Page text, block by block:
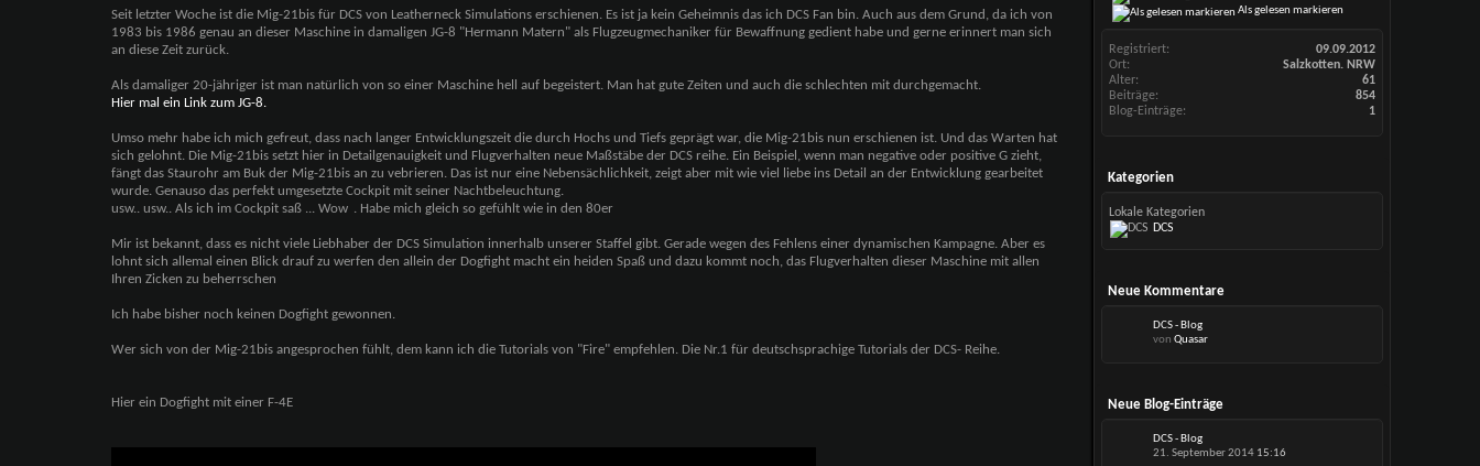
Seit letzter Woche ist die Mig-21bis für DCS von Leatherneck Simulations erschienen. Es ist ja kein Geheimnis das ich DCS Fan bin. Auch aus dem Grund, da ich von
1983 bis 1986 genau an dieser Maschine in damaligen JG-8 "Hermann Matern" als Flugzeugmechaniker für Bewaffnung gedient habe und gerne erinnert man sich
an diese Zeit zurück.
Als damaliger 20-jähriger ist man natürlich von so einer Maschine hell auf begeistert. Man hat gute Zeiten und auch die schlechten mit durchgemacht.
Hier mal ein Link zum JG-8.
Umso mehr habe ich mich gefreut, dass nach langer Entwicklungszeit die durch Hochs und Tiefs geprägt war, die Mig-21bis nun erschienen ist. Und das Warten hat
sich gelohnt. Die Mig-21bis setzt hier in Detailgenauigkeit und Flugverhalten neue Maßstäbe der DCS reihe. Ein Beispiel, wenn man negative oder positive G zieht,
fängt das Staurohr am Buk der Mig-21bis an zu vebrieren. Das ist nur eine Nebensächlichkeit, zeigt aber mit wie viel liebe ins Detail an der Entwicklung gearbeitet
wurde. Genauso das perfekt umgesetzte Cockpit mit seiner Nachtbeleuchtung.
usw.. usw.. Als ich im Cockpit saß ... Wow . Habe mich gleich so gefühlt wie in den 80er
Mir ist bekannt, dass es nicht viele Liebhaber der DCS Simulation innerhalb unserer Staffel gibt. Gerade wegen des Fehlens einer dynamischen Kampagne. Aber es
lohnt sich allemal einen Blick drauf zu werfen den allein der Dogfight macht ein heiden Spaß und dazu kommt noch, das Flugverhalten dieser Maschine mit allen
Ihren Zicken zu beherrschen
Ich habe bisher noch keinen Dogfight gewonnen.
Wer sich von der Mig-21bis angesprochen fühlt, dem kann ich die Tutorials von "Fire" empfehlen. Die Nr.1 für deutschsprachige Tutorials der DCS- Reihe.
Hier ein Dogfight mit einer F-4E
Als gelesen markieren
Registriert
09.09.2012
Ort
Salzkotten. NRW
Alter
61
Beiträge
854
Blog-Einträge
1
Kategorien
Lokale Kategorien
DCS
Neue Kommentare
DCS - Blog
vonQuasar
Neue Blog-Einträge
DCS - Blog
21. September 2014 15:16